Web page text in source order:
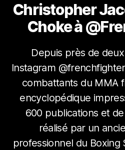
Christopher
Choke à
Depuis près de
Instagram
combattants du MMA
encyclopédique
600 publications et
réalisé par un
professionnel du Boxing